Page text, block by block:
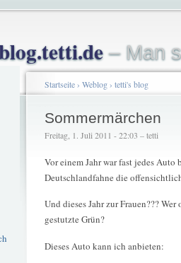
– Man
Startseite› Weblog› tetti's blog
Sommermärchen
Freitag, 1. Juli 2011 - 22:03 – tetti
Vor einem Jahr war fast jedes Auto
Deutschlandfahne die
Und dieses Jahr zur Frauen???
gestutzte Grün?
Dieses Auto kann ich anbieten: